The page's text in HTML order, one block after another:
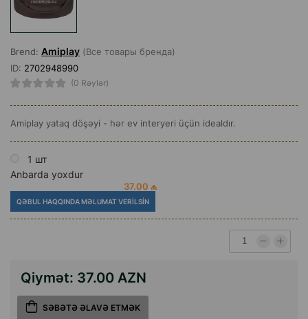
Brend: Amiplay (Все товары бренда)
ID: 2702948990
(0 Rəylər)
Amiplay yataq döşəyi - hər ev interyeri üçün idealdır.
1 шт
Anbarda yoxdur
37.00 ₼
QƏBUL HAQQINDA MƏLUMAT VERILSIN
Qiymət: 37.00 AZN
SƏBƏTƏ ƏLAVƏ ETMƏK